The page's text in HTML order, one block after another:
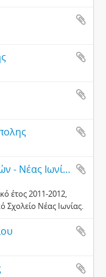
12ο Δημοτικό Σχολείο Γλαφυρών - Νέας Ιωνίας
έτος 2011-2012,
Σχολείο Νέας Ιωνίας.